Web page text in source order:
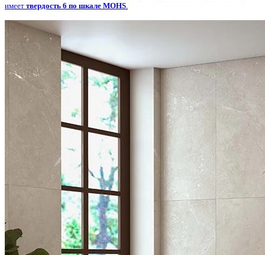
имеет твердость 6 по шкале MOHS.